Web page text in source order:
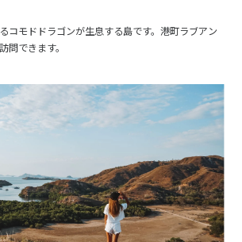
コモドドラゴンが生息する島です。港町ラブアン
問できます。